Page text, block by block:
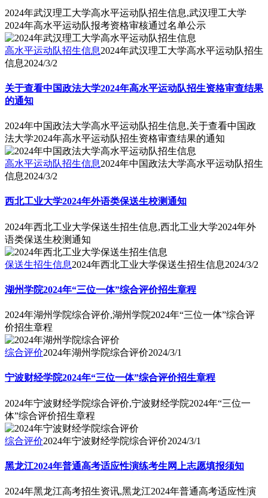
2024年武汉理工大学高水平运动队招生信息,武汉理工大学
2024年高水平运动队报考资格审核通过名单公示
高水平运动队招生信息2024年武汉理工大学高水平运动队招生
信息2024/3/2
关于查看中国政法大学2024年高水平运动队招生资格审查结果
的通知
2024年中国政法大学高水平运动队招生信息,关于查看中国政
法大学2024年高水平运动队招生资格审查结果的通知
高水平运动队招生信息2024年中国政法大学高水平运动队招生
信息2024/3/2
西北工业大学2024年外语类保送生校测通知
2024年西北工业大学保送生招生信息,西北工业大学2024年外
语类保送生校测通知
保送生招生信息2024年西北工业大学保送生招生信息2024/3/2
湖州学院2024年“三位一体”综合评价招生章程
2024年湖州学院综合评价,湖州学院2024年“三位一体”综合评
价招生章程
综合评价2024年湖州学院综合评价2024/3/1
宁波财经学院2024年“三位一体”综合评价招生章程
2024年宁波财经学院综合评价,宁波财经学院2024年“三位一
体”综合评价招生章程
综合评价2024年宁波财经学院综合评价2024/3/1
黑龙江2024年普通高考适应性演练考生网上志愿填报须知
2024年黑龙江高考招生资讯,黑龙江2024年普通高考适应性演